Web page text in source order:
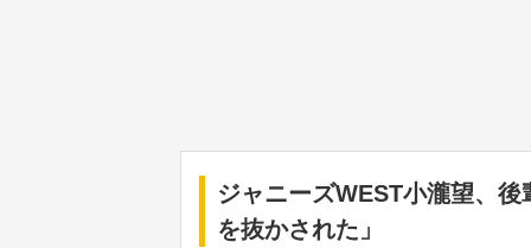
ジャニーズWEST小瀧望、
を抜かされた」